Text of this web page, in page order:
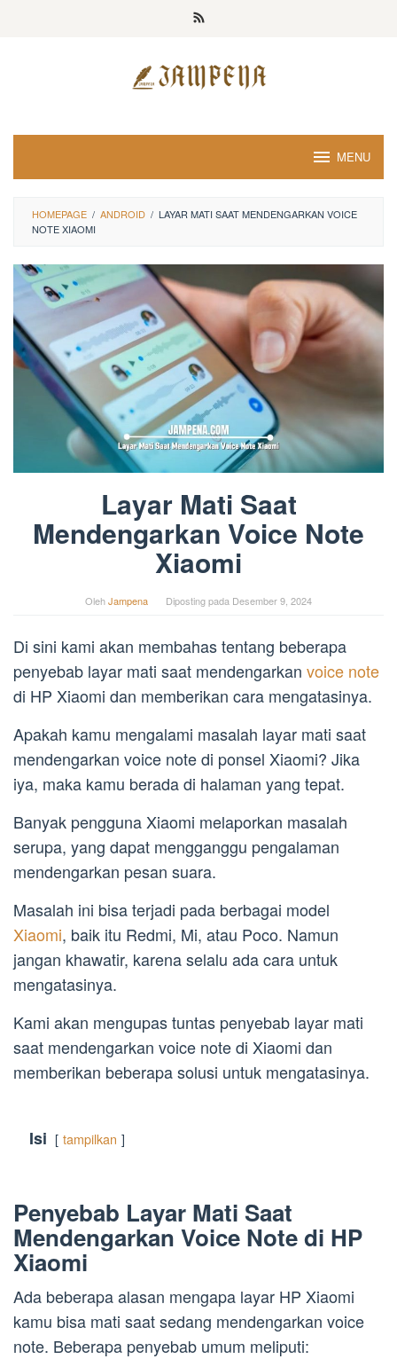
MENU
HOMEPAGE / ANDROID / LAYAR MATI SAAT MENDENGARKAN VOICE
NOTE XIAOMI
Layar Mati Saat
Mendengarkan Voice Note
Xiaomi
OlehJampena Diposting pada Desember 9, 2024
Di sini kami akan membahas tentang beberapa
penyebab layar mati saat mendengarkan voice note
di HP Xiaomi dan memberikan cara mengatasinya.
Apakah kamu mengalami masalah layar mati saat
mendengarkan voice note di ponsel Xiaomi? Jika
iya, maka kamu berada di halaman yang tepat.
Banyak pengguna Xiaomi melaporkan masalah
serupa, yang dapat mengganggu pengalaman
mendengarkan pesan suara.
Masalah ini bisa terjadi pada berbagai model
Xiaomi, baik itu Redmi, Mi, atau Poco. Namun
jangan khawatir, karena selalu ada cara untuk
mengatasinya.
Kami akan mengupas tuntas penyebab layar mati
saat mendengarkan voice note di Xiaomi dan
memberikan beberapa solusi untuk mengatasinya.
Isi tampilkan
Penyebab Layar Mati Saat
Mendengarkan Voice Note di HP
Xiaomi
Ada beberapa alasan mengapa layar HP Xiaomi
kamu bisa mati saat sedang mendengarkan voice
note. Beberapa penyebab umum meliputi: